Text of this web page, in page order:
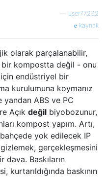
user77232
kaynak
olarak parçalanabilir,
kompostta değil - onu
endüstriyel bir
kurulumuna koymanız
yandan ABS ve PC
Açık değil biyobozunur,
kompost yapım. Artı,
yok edilecek IP
gerçekleşmesini
dava. Baskıların
kurtarıldığında baskının